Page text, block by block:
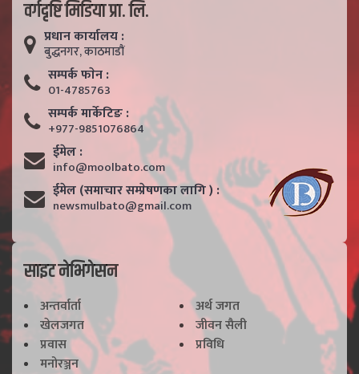
वर्गदृष्टि मिडिया प्रा. लि.
प्रधान कार्यालय :
बुद्धनगर, काठमाडाैं
सम्पर्क फाेन :
01-4785763
सम्पर्क मार्केटिङ :
+977-9851076864
ईमेल :
info@moolbato.com
ईमेल (समाचार सम्प्रेषणका लागि ) :
newsmulbato@gmail.com
साइट नेभिगेसन
अन्तर्वार्ता
अर्थ जगत
खेलजगत
जीवन सैली
प्रवास
प्रविधि
मनोरञ्जन